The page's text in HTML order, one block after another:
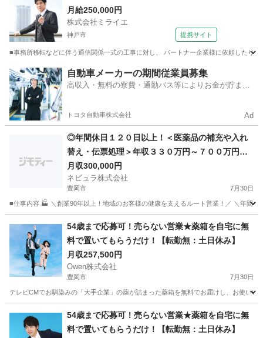
月給250,000円
株式会社ミライエ
神戸市 提携サイト
■事務所移転などに伴う通信関係一式の工事に対し、 パートナー企業様に依頼したり
兵庫 神戸市 その他
自動車メーカーの期間従業員募集
高収入・無料の寮費・通勤バス等によりお金が貯まり
トヨタ自動車株式会社 Ad
◎年間休日１２０日以上！＜医薬品の補充や入れ
替え・伝票処理＞年収３３０万円～７００万円／
年間休日120日以上｜土日祝休み｜転勤なし｜直帰
OK｜地域密着のルート営業【FY001】
月収300,000円
ネビュラ株式会社
豊岡市 7月30日
■仕事内容 🏭 ＼創業90年以上！地域のお客様の健康を支えるルート営業！／ ＼年間
営業 未経験
54歳まで応募可！売らない営業★薬箱を自宅に無
料で置いてもらうだけ！【転勤無：土日休み】
月収257,500円
Owen株式会社
豊岡市 7月30日
テレビCMでお馴染みの「大手企業」の薬が詰まった薬箱を無料でお届けし、お使い
ルートセールス 未経験
54歳まで応募可！売らない営業★薬箱を自宅に無
料で置いてもらうだけ！【転勤無：土日休み】